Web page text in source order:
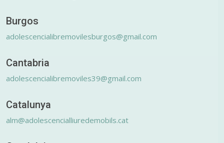
Burgos
adolescencialibremovilesburgos@gmail.com
Cantabria
adolescencialibremoviles39@gmail.com
Catalunya
alm@adolescencialliuredemobils.cat